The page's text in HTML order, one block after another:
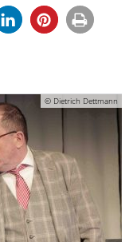
© Dietrich Dettmann